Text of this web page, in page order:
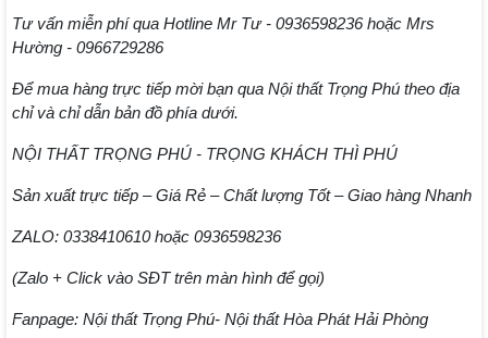
Tư vấn miễn phí qua Hotline Mr Tư - 0936598236 hoặc Mrs
Hường - 0966729286
Để mua hàng trực tiếp mời bạn qua Nội thất Trọng Phú theo địa
chỉ và chỉ dẫn bản đồ phía dưới.
NỘI THẤT TRỌNG PHÚ - TRỌNG KHÁCH THÌ PHÚ
Sản xuất trực tiếp – Giá Rẻ – Chất lượng Tốt – Giao hàng Nhanh
ZALO: 0338410610 hoặc 0936598236
(Zalo + Click vào SĐT trên màn hình để gọi)
Fanpage: Nội thất Trọng Phú- Nội thất Hòa Phát Hải Phòng